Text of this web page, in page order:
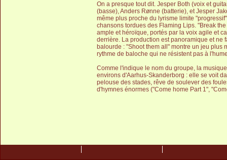
On a presque tout dit. Jesper Both (voix et
(basse), Anders Rønne (batterie), et Jesper
même plus proche du lyrisme limite
chansons tordues des Flaming Lips. "Break
ample et héroïque, portés par la voix agile et
derrière. La production est panoramique et ne
balourde : "Shoot them all" montre un jeu
rythme de baloche qui ne résistent pas à
Comme l'indique le nom du groupe, la
environs d'Aarhus-Skanderborg : elle se voit
pelouse des stades, rêve de soulever des
d'hymnes énormes ("Come home Part 1",